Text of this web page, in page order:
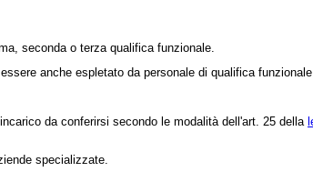
seconda o terza qualifica funzionale.
anche espletato da personale di qualifica
da conferirsi secondo le modalità dell'art. 25 della
specializzate.